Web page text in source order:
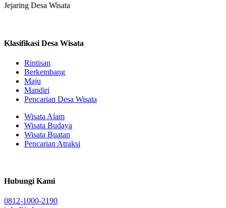
Jejaring Desa Wisata
Klasifikasi Desa Wisata
Rintisan
Berkembang
Maju
Mandiri
Pencarian Desa Wisata
Wisata Alam
Wisata Budaya
Wisata Buatan
Pencarian Atraksi
Hubungi Kami
0812-1000-2190